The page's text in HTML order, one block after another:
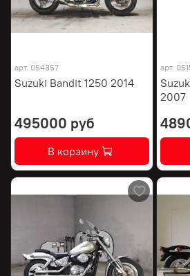
арт. 054357
Suzuki Bandit 1250 2014
495000 руб
В корзину
арт.
2007